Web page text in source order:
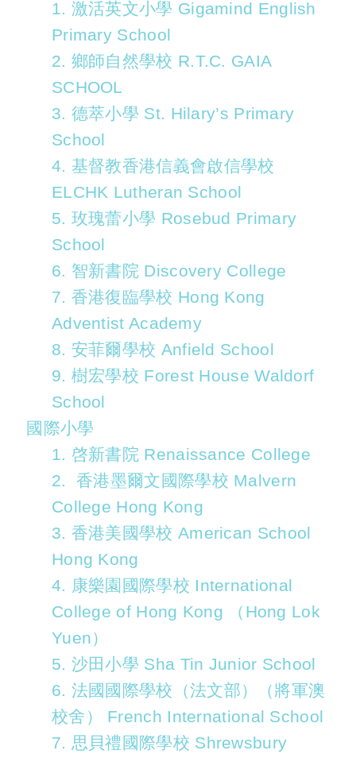
1. 激活英文小學 Gigamind English
Primary School
2. 鄉師自然學校 R.T.C. GAIA
SCHOOL
3. 德萃小學 St. Hilary’s Primary
School
4. 基督教香港信義會啟信學校
ELCHK Lutheran School
5. 玫瑰蕾小學 Rosebud Primary
School
6. 智新書院 Discovery College
7. 香港復臨學校 Hong Kong
Adventist Academy
8. 安菲爾學校 Anfield School
9. 樹宏學校 Forest House Waldorf
School
國際小學
1. 啓新書院 Renaissance College
2. 香港墨爾文國際學校 Malvern
College Hong Kong
3. 香港美國學校 American School
Hong Kong
4. 康樂園國際學校 International
College of Hong Kong （Hong Lok
Yuen）
5. 沙田小學 Sha Tin Junior School
6. 法國國際學校（法文部）（將軍澳
校舍） French International School
7. 思貝禮國際學校 Shrewsbury